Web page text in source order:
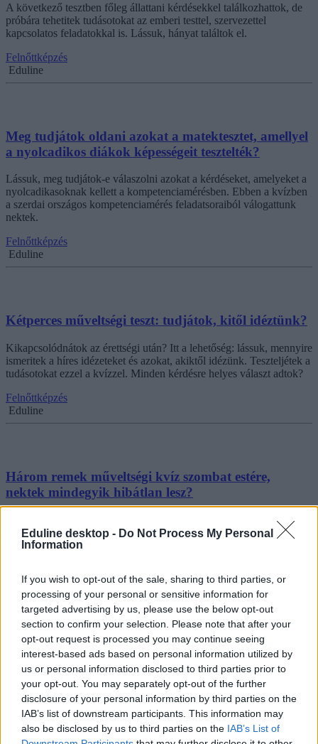
Eduline desktop - Do Not Process My Personal
Information
If you wish to opt-out of the sale, sharing to third parties, or
processing of your personal or sensitive information for
targeted advertising by us, please use the below opt-out
section to confirm your selection. Please note that after your
opt-out request is processed you may continue seeing
interest-based ads based on personal information utilized by
us or personal information disclosed to third parties prior to
your opt-out. You may separately opt-out of the further
disclosure of your personal information by third parties on the
IAB’s list of downstream participants. This information may
also be disclosed by us to third parties on the IAB’s List of
A következő tesztben főleg állattani kérdésekkel találkozhattok, de
próbára tehetitek tudásotokat az emberi testtel, szervezettel
kapcsolatos feladatokkal is. Lássuk, hányat találtok el.
Felnőttképzés
Eduline
Meg tudjátok oldani azokat a matektesztet, amellyel
a nyolcadikos diákok képességeit tesztelték?
Lássuk, meg tudjátok-e válaszolni azokat a kérdéseket, amelyeket a
nyolcadikasoknak kellett a kompetenciamérésben. Ebben a kvízben
a szerdai országos kompetenciamérés feladatsoraiból válogattunk
nektek.
Felnőttképzés
Eduline
Kétperces műveltségi teszt: tudjátok, kitől idéztünk?
Kikapcsolódnátok az érettségi után? Itt a lehetőség: lássuk, mennyire
ismeritek a híres idézeteket és azokat, akiktől idézünk. Teszteljétek a
tudásotokat ezzel a kvízzel. Minden kérdésre helyes választ adtok?
Felnőttképzés
Eduline
Három remek műveltségi kvíz szombat estére,
nektek mindegyik hibátlan lesz?
Három különböző témájú, de műveltségi kvízt tölthettek ki. Az
egyik az általános műveltséget méri, többek között kultúra,
történelem és földrajz témában, míg a másik az idegen szavak
Felnőttképzés
Eduline
Izgalmas műveltségi kvíz: ki tudjátok egészíteni
ezeket a közmondásokat?
Ismeritek a közmondásokat, szólásokat? Ki is tudjátok egészíteni a
hiányzó szavakat? Teszteljétek ismereteiteket ezzel a kvízzel.